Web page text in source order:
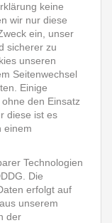
keine
wir nur diese
ein, unser
sicherer zu
unseren
Seitenwechsel
Einige
den Einsatz
diese ist es
einem
Technologien
Die
erfolgt auf
unserem
der